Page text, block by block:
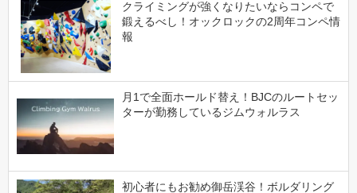
クライミングが強くなりたいならコンペで
鍛えるべし！オックロックの2周年コンペ情
報
月1で全面ホールド替え！BJCのルートセッ
ターが勤務しているジムウォルラス
初心者にもお勧め御岳渓谷！ボルダリング